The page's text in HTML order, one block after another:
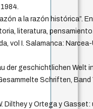
razón a la razón histórica”.
literatura,
vol I. Salamanca:
der geschichtlichen Welt
Schriften, Band
Dilthey y Ortega y